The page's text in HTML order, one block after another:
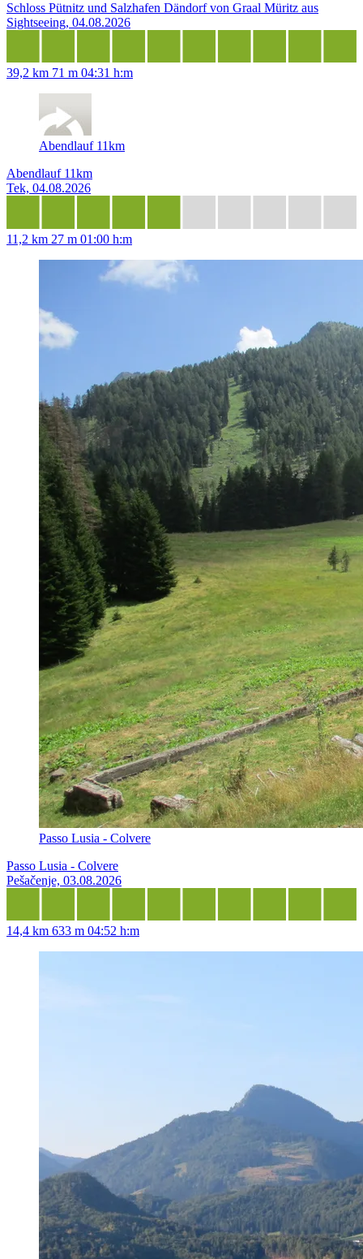
Schloss Pütnitz und Salzhafen Dändorf von Graal Müritz aus
Sightseeing, 04.08.2026
39,2 km 71 m 04:31 h:m
Abendlauf 11km
Abendlauf 11km
Tek, 04.08.2026
11,2 km 27 m 01:00 h:m
Passo Lusia - Colvere
Passo Lusia - Colvere
Pešačenje, 03.08.2026
14,4 km 633 m 04:52 h:m